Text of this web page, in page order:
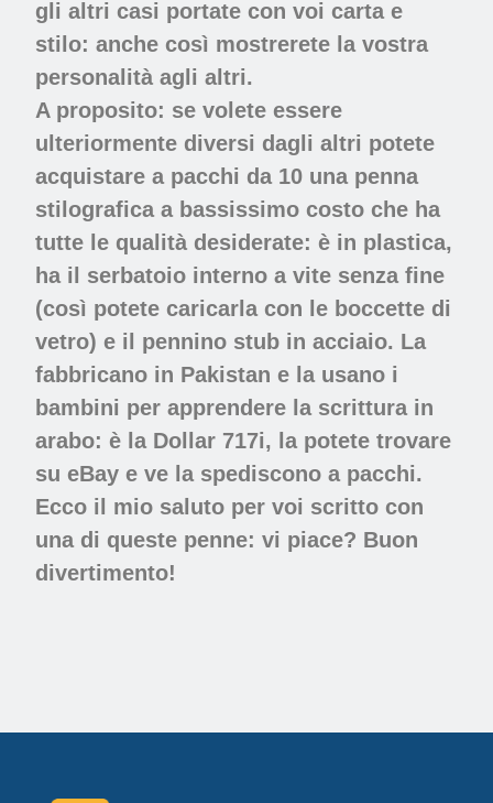
gli altri casi portate con voi carta e
stilo: anche così mostrerete la vostra
personalità agli altri.
A proposito: se volete essere
ulteriormente diversi dagli altri potete
acquistare a pacchi da 10 una penna
stilografica a bassissimo costo che ha
tutte le qualità desiderate: è in plastica,
ha il serbatoio interno a vite senza fine
(così potete caricarla con le boccette di
vetro) e il pennino stub in acciaio. La
fabbricano in Pakistan e la usano i
bambini per apprendere la scrittura in
arabo: è la Dollar 717i, la potete trovare
su eBay e ve la spediscono a pacchi.
Ecco il mio saluto per voi scritto con
una di queste penne: vi piace? Buon
divertimento!